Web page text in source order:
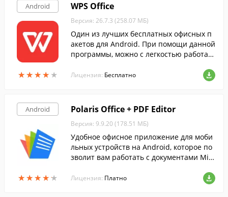
Android
★★★★ ★
★★★★ ★
WPS Office
Версия: 26.7.3 (258.07 МБ)
Один из лучших бесплатных офисных п
акетов для Android. При помощи данной
программы, можно с легкостью работат
нтов прямо на смартфоне или планшет
Лицензия: Бесплатно
Android
★★★★★
★★★★★
Polaris Office + PDF Editor
Версия: 9.9.20 (178.51 МБ)
Удобное офисное приложение для моби
льных устройств на Android, которое по
зволит вам работать с документами Micr
юбое время.
Лицензия: Платно